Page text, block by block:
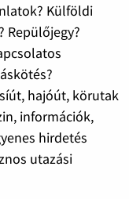
Külföldi
Repülőjegy?
hajóút, körutak
információk,
hirdetés
utazási